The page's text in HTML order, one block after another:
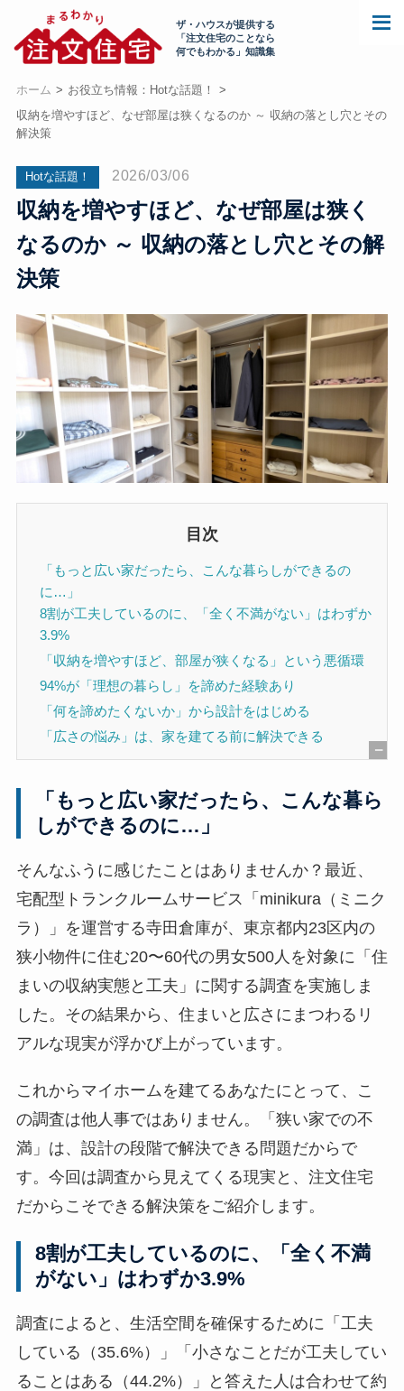
ザ・ハウスが提供する
「注文住宅のことなら
何でもわかる」知識集
ホーム
お役立ち情報：Hotな話題！
収納を増やすほど、なぜ部屋は狭くなるのか ～ 収納の落とし穴とその
解決策
Hotな話題！ 2026/03/06
収納を増やすほど、なぜ部屋は狭く
なるのか ～ 収納の落とし穴とその解
決策
目次
[
表
「もっと広い家だったら、こんな暮らしができるの
に…」
8割が工夫しているのに、「全く不満がない」はわずか
3.9%
「収納を増やすほど、部屋が狭くなる」という悪循環
94%が「理想の暮らし」を諦めた経験あり
「何を諦めたくないか」から設計をはじめる
「広さの悩み」は、家を建てる前に解決できる
「もっと広い家だったら、こんな暮ら
しができるのに…」
そんなふうに感じたことはありませんか？最近、
宅配型トランクルームサービス「minikura（ミニク
ラ）」を運営する寺田倉庫が、東京都内23区内の
狭小物件に住む20〜60代の男女500人を対象に「住
まいの収納実態と工夫」に関する調査を実施しま
した。その結果から、住まいと広さにまつわるリ
アルな現実が浮かび上がっています。
これからマイホームを建てるあなたにとって、こ
の調査は他人事ではありません。「狭い家での不
満」は、設計の段階で解決できる問題だからで
す。今回は調査から見えてくる現実と、注文住宅
だからこそできる解決策をご紹介します。
8割が工夫しているのに、「全く不満
がない」はわずか3.9%
調査によると、生活空間を確保するために「工夫
している（35.6%）」「小さなことだが工夫してい
ることはある（44.2%）」と答えた人は合わせて約